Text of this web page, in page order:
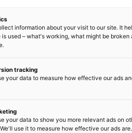
Industry
information about your visit to our site. It
is used – what's working, what might be
tracking
your data to measure how effective our ads
your data to show you more relevant ads on
use it to measure how effective our ads